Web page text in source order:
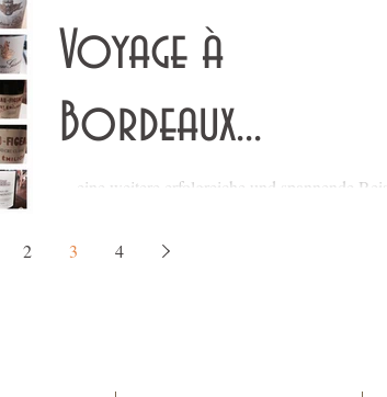
Voyage à
Bordeaux...
... eine weitere erfolgreiche und spannende Reise
konnten wir wieder besuchen und fantastische...
2 3 4